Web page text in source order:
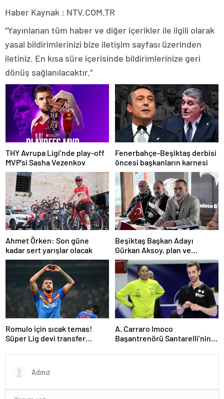
Haber Kaynak : NTV.COM.TR
“Yayınlanan tüm haber ve diğer içerikler ile ilgili olarak
yasal bildirimlerinizi bize iletişim sayfası üzerinden
iletiniz. En kısa süre içerisinde bildirimlerinize geri
dönüş sağlanılacaktır.”
THY Avrupa Ligi’nde play-off
MVP’si Sasha Vezenkov
Fenerbahçe-Beşiktaş derbisi
öncesi başkanların karnesi
Ahmet Örken: Son güne
kadar sert yarışlar olacak
Beşiktaş Başkan Adayı
Gürkan Aksoy, plan ve
projelerini anlattı
Romulo için sıcak temas!
Süper Lig devi transfer
A. Carraro Imoco
Başantrenörü Santarelli’nin
VakıfBank